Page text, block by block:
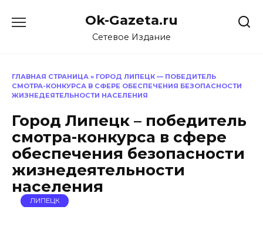
Ok-Gazeta.ru
Сетевое Издание
ГЛАВНАЯ СТРАНИЦА » ГОРОД ЛИПЕЦК — ПОБЕДИТЕЛЬ
СМОТРА-КОНКУРСА В СФЕРЕ ОБЕСПЕЧЕНИЯ БЕЗОПАСНОСТИ
ЖИЗНЕДЕЯТЕЛЬНОСТИ НАСЕЛЕНИЯ
Город Липецк – победитель
смотра-конкурса в сфере
обеспечения безопасности
жизнедеятельности
населения
ЛИПЕЦК